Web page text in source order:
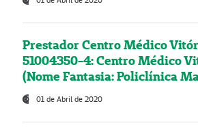
Prestador Centro Médico
51004350-4: Centro Médico
(Nome Fantasia: Policlínica
01 de Abril de 2020